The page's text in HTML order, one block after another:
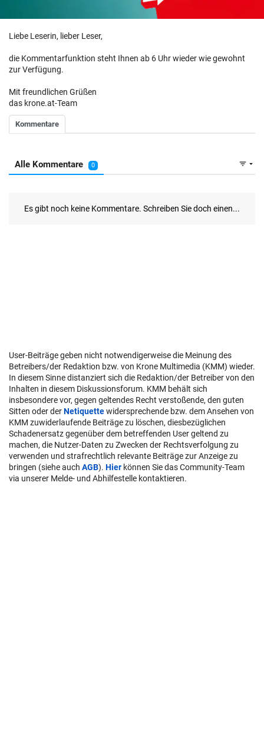
Liebe Leserin, lieber Leser,
die Kommentarfunktion steht Ihnen ab 6 Uhr wieder wie gewohnt
zur Verfügung.
Mit freundlichen Grüßen
das krone.at-Team
User-Beiträge geben nicht notwendigerweise die Meinung des
Betreibers/der Redaktion bzw. von Krone Multimedia (KMM) wieder.
In diesem Sinne distanziert sich die Redaktion/der Betreiber von den
Inhalten in diesem Diskussionsforum. KMM behält sich
insbesondere vor, gegen geltendes Recht verstoßende, den guten
Sitten oder derNetiquettewidersprechende bzw. dem Ansehen von
KMM zuwiderlaufende Beiträge zu löschen, diesbezüglichen
Schadenersatz gegenüber dem betreffenden User geltend zu
machen, die Nutzer-Daten zu Zwecken der Rechtsverfolgung zu
verwenden und strafrechtlich relevante Beiträge zur Anzeige zu
bringen (siehe auch AGB). Hier können Sie das Community-Team
via unserer Melde- und Abhilfestelle kontaktieren.